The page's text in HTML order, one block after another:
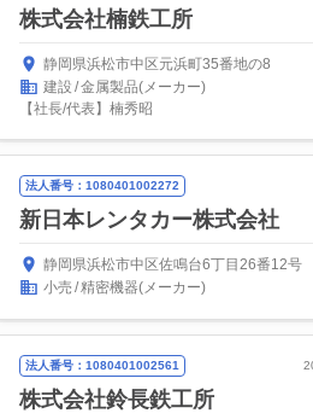
株式会社楠鉄工所
静岡県浜松市中区元浜町35番地の8
建設 金属製品(メーカー)
【社長/代表】楠秀昭
法人番号：1080401002272
新日本レンタカー株式会社
静岡県浜松市中区佐鳴台6丁目26番12号
小売 精密機器(メーカー)
法人番号：1080401002561
株式会社鈴長鉄工所